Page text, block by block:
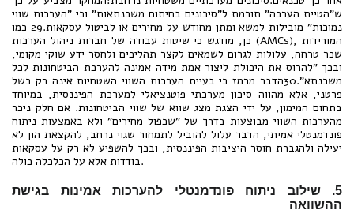
ש"הטיית הערכה" תורמת ל"סיכונים בחיתום משכנתאות" וכי "הערכות שווי
נמוכות" מובילות למשא ומתן מחודש על מחירים או לביטול עסקאות.29 כמו
כן, מודגש כי שיטות עבודה של חברות ניהול הערכות (AMCs), המורידות
שכר טרחה, עלולות לגרום לשמאים לקצר תהליכים ולחסר ידע שוקי מקומי,
ובכך "להרוס את היכולת ליצור אמת מידה אמינה להערכת הביטחונות לכל
משכנתא".30הדבר מרמז כי בעיית הערכות השווי השטחיות אינה רק כשל
פרטני, אלא מהווה סיכון מערכתי פוטנציאלי למערכת הפיננסית, במיוחד
בתחום המימון, על ידי הצגת מצג שווא של שווי הביטחונות. אם חלק ניכר
מהערכות השווי מבוצעות בדרך של "שכפול מחירים" ולא באמצעות ניתוח
פונדמנטלי אמיתי, הדבר עלול להוביל לתמחור שגוי נרחב, להקצאת הון לא
יעילה ולהגברת חוסר היציבות הפיננסית, ובכך להשפיע לא רק על עסקאות
בודדות אלא על הכלכלה כולה.
5. שילוב ניתוח פונדמנטלי להערכות אמינות בגישת
ההשוואה